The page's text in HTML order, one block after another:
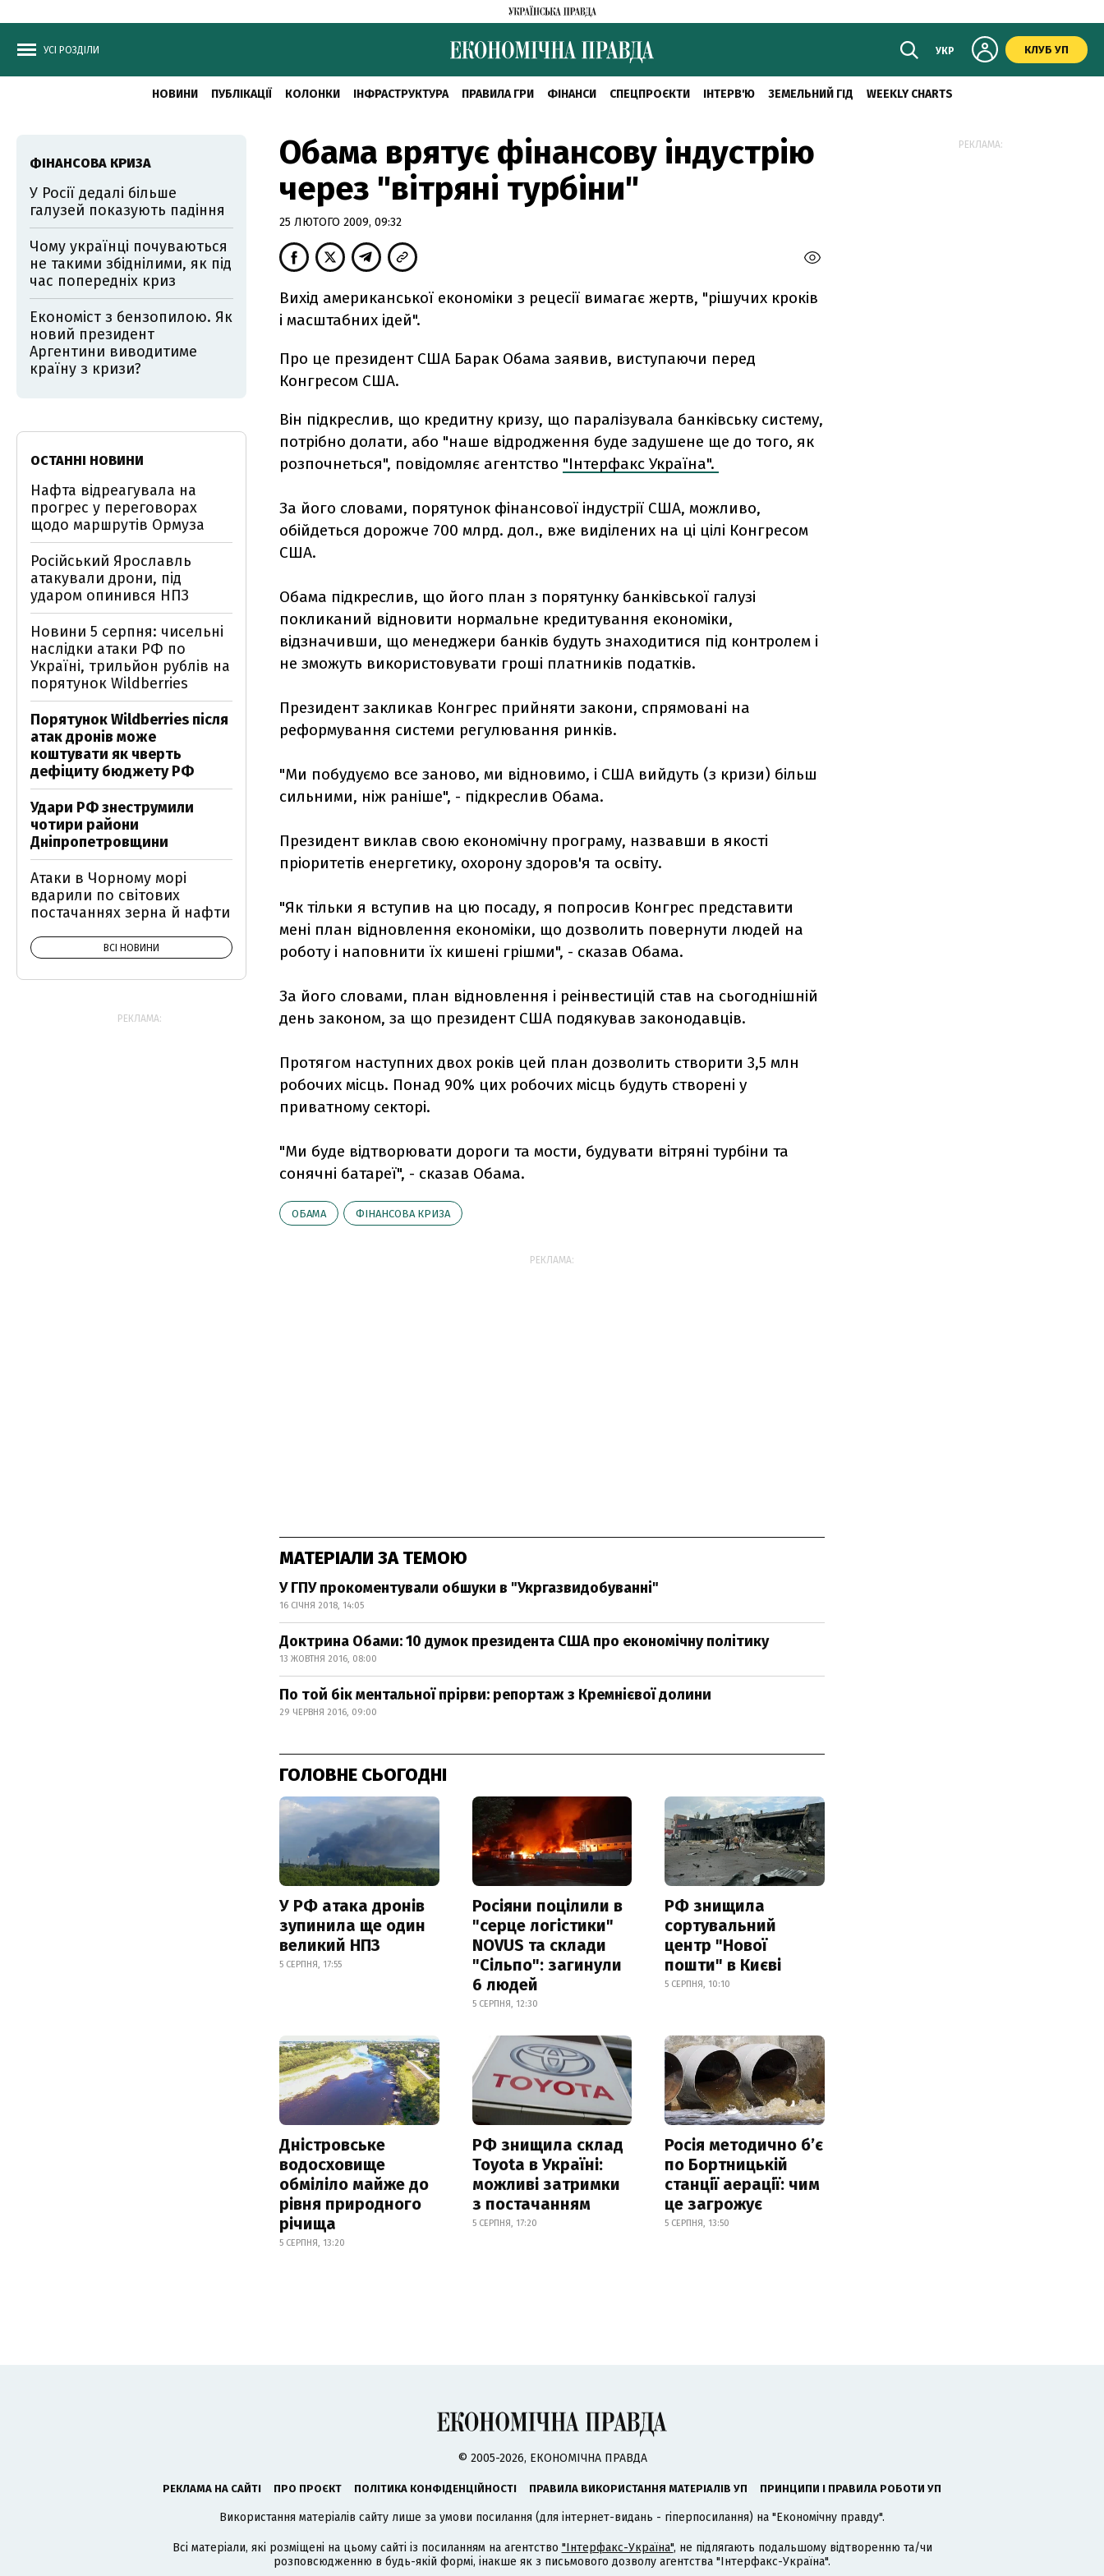
УСІ РОЗДІЛИ УКР КЛУБ УП
НОВИНИ ПУБЛІКАЦІЇ КОЛОНКИ ІНФРАСТРУКТУРА ПРАВИЛА ГРИ ФІНАНСИ СПЕЦПРОЄКТИ ІНТЕРВ'Ю ЗЕМЕЛЬНИЙ ГІД WEEKLY CHARTS
Обама врятує фінансову індустрію
через "вітряні турбіни"
25 ЛЮТОГО 2009, 09:32
Вихід американської економіки з рецесії вимагає жертв, "рішучих кроків
і масштабних ідей".
Про це президент США Барак Обама заявив, виступаючи перед
Конгресом США.
Він підкреслив, що кредитну кризу, що паралізувала банківську систему,
потрібно долати, або "наше відродження буде задушене ще до того, як
розпочнеться", повідомляє агентство "Інтерфакс Україна".
За його словами, порятунок фінансової індустрії США, можливо,
обійдеться дорожче 700 млрд. дол., вже виділених на ці цілі Конгресом
США.
Обама підкреслив, що його план з порятунку банківської галузі
покликаний відновити нормальне кредитування економіки,
відзначивши, що менеджери банків будуть знаходитися під контролем і
не зможуть використовувати гроші платників податків.
Президент закликав Конгрес прийняти закони, спрямовані на
реформування системи регулювання ринків.
"Ми побудуємо все заново, ми відновимо, і США вийдуть (з кризи) більш
сильними, ніж раніше", - підкреслив Обама.
Президент виклав свою економічну програму, назвавши в якості
пріоритетів енергетику, охорону здоров'я та освіту.
"Як тільки я вступив на цю посаду, я попросив Конгрес представити
мені план відновлення економіки, що дозволить повернути людей на
роботу і наповнити їх кишені грішми", - сказав Обама.
За його словами, план відновлення і реінвестицій став на сьогоднішній
день законом, за що президент США подякував законодавців.
Протягом наступних двох років цей план дозволить створити 3,5 млн
робочих місць. Понад 90% цих робочих місць будуть створені у
приватному секторі.
"Ми буде відтворювати дороги та мости, будувати вітряні турбіни та
сонячні батареї", - сказав Обама.
ОБАМА ФІНАНСОВА КРИЗА
РЕКЛАМА:
МАТЕРІАЛИ ЗА ТЕМОЮ
У ГПУ прокоментували обшуки в "Укргазвидобуванні"
16 СІЧНЯ 2018, 14:05
Доктрина Обами: 10 думок президента США про економічну політику
13 ЖОВТНЯ 2016, 08:00
По той бік ментальної прірви: репортаж з Кремнієвої долини
29 ЧЕРВНЯ 2016, 09:00
ГОЛОВНЕ СЬОГОДНІ
У РФ атака дронів
зупинила ще один
великий НПЗ
5 СЕРПНЯ, 17:55
Росіяни поцілили в
"серце логістики"
NOVUS та склади
"Сільпо": загинули
6 людей
5 СЕРПНЯ, 12:30
РФ знищила
сортувальний
центр "Нової
пошти" в Києві
5 СЕРПНЯ, 10:10
Дністровське
водосховище
обміліло майже до
рівня природного
річища
5 СЕРПНЯ, 13:20
РФ знищила склад
Toyota в Україні:
можливі затримки
з постачанням
5 СЕРПНЯ, 17:20
Росія методично б’є
по Бортницькій
станції аерації: чим
це загрожує
5 СЕРПНЯ, 13:50
ФІНАНСОВА КРИЗА
У Росії дедалі більше
галузей показують падіння
Чому українці почуваються
не такими збіднілими, як під
час попередніх криз
Економіст з бензопилою. Як
новий президент
Аргентини виводитиме
країну з кризи?
ОСТАННІ НОВИНИ
Нафта відреагувала на
прогрес у переговорах
щодо маршрутів Ормуза
Російський Ярославль
атакували дрони, під
ударом опинився НПЗ
Новини 5 серпня: чисельні
наслідки атаки РФ по
Україні, трильйон рублів на
порятунок Wildberries
Порятунок Wildberries після
атак дронів може
коштувати як чверть
дефіциту бюджету РФ
Удари РФ знеструмили
чотири райони
Дніпропетровщини
Атаки в Чорному морі
вдарили по світових
постачаннях зерна й нафти
ВСІ НОВИНИ
РЕКЛАМА:
РЕКЛАМА:
© 2005-2026, ЕКОНОМІЧНА ПРАВДА
РЕКЛАМА НА САЙТІ ПРО ПРОЄКТ ПОЛІТИКА КОНФІДЕНЦІЙНОСТІ ПРАВИЛА ВИКОРИСТАННЯ МАТЕРІАЛІВ УП ПРИНЦИПИ І ПРАВИЛА РОБОТИ УП
Використання матеріалів сайту лише за умови посилання (для інтернет-видань - гіперпосилання) на "Економічну правду".
Всі матеріали, які розміщені на цьому сайті із посиланням на агентство "Інтерфакс-Україна", не підлягають подальшому відтворенню та/чи
розповсюдженню в будь-якій формі, інакше як з письмового дозволу агентства "Інтерфакс-Україна".